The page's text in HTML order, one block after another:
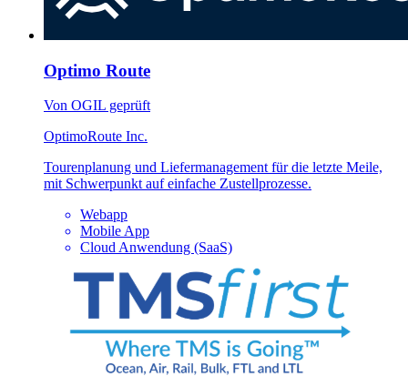
Optimo Route
Von OGIL geprüft
OptimoRoute Inc.
Tourenplanung und Liefermanagement für die letzte Meile,
mit Schwerpunkt auf einfache Zustellprozesse.
Webapp
Mobile App
Cloud Anwendung (SaaS)